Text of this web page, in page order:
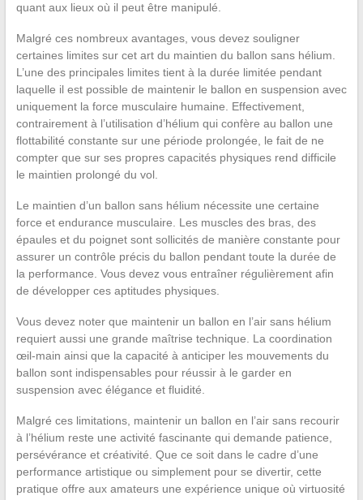
quant aux lieux où il peut être manipulé.
Malgré ces nombreux avantages, vous devez souligner
certaines limites sur cet art du maintien du ballon sans hélium.
L’une des principales limites tient à la durée limitée pendant
laquelle il est possible de maintenir le ballon en suspension avec
uniquement la force musculaire humaine. Effectivement,
contrairement à l’utilisation d’hélium qui confère au ballon une
flottabilité constante sur une période prolongée, le fait de ne
compter que sur ses propres capacités physiques rend difficile
le maintien prolongé du vol.
Le maintien d’un ballon sans hélium nécessite une certaine
force et endurance musculaire. Les muscles des bras, des
épaules et du poignet sont sollicités de manière constante pour
assurer un contrôle précis du ballon pendant toute la durée de
la performance. Vous devez vous entraîner régulièrement afin
de développer ces aptitudes physiques.
Vous devez noter que maintenir un ballon en l’air sans hélium
requiert aussi une grande maîtrise technique. La coordination
œil-main ainsi que la capacité à anticiper les mouvements du
ballon sont indispensables pour réussir à le garder en
suspension avec élégance et fluidité.
Malgré ces limitations, maintenir un ballon en l’air sans recourir
à l’hélium reste une activité fascinante qui demande patience,
persévérance et créativité. Que ce soit dans le cadre d’une
performance artistique ou simplement pour se divertir, cette
pratique offre aux amateurs une expérience unique où virtuosité